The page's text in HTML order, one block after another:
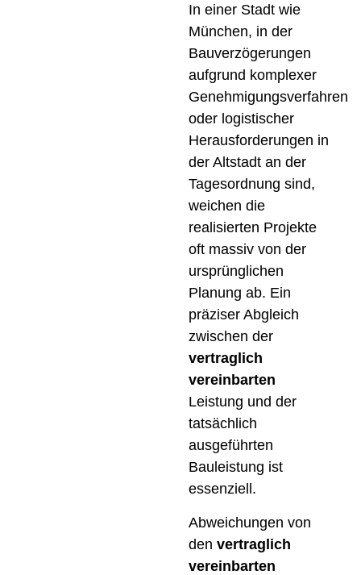
In einer Stadt wie
München, in der
Bauverzögerungen
aufgrund komplexer
Genehmigungsverfahren
oder logistischer
Herausforderungen in
der Altstadt an der
Tagesordnung sind,
weichen die
realisierten Projekte
oft massiv von der
ursprünglichen
Planung ab. Ein
präziser Abgleich
zwischen der
vertraglich
vereinbarten
Leistung und der
tatsächlich
ausgeführten
Bauleistung ist
essenziell.
Abweichungen von
den vertraglich
vereinbarten